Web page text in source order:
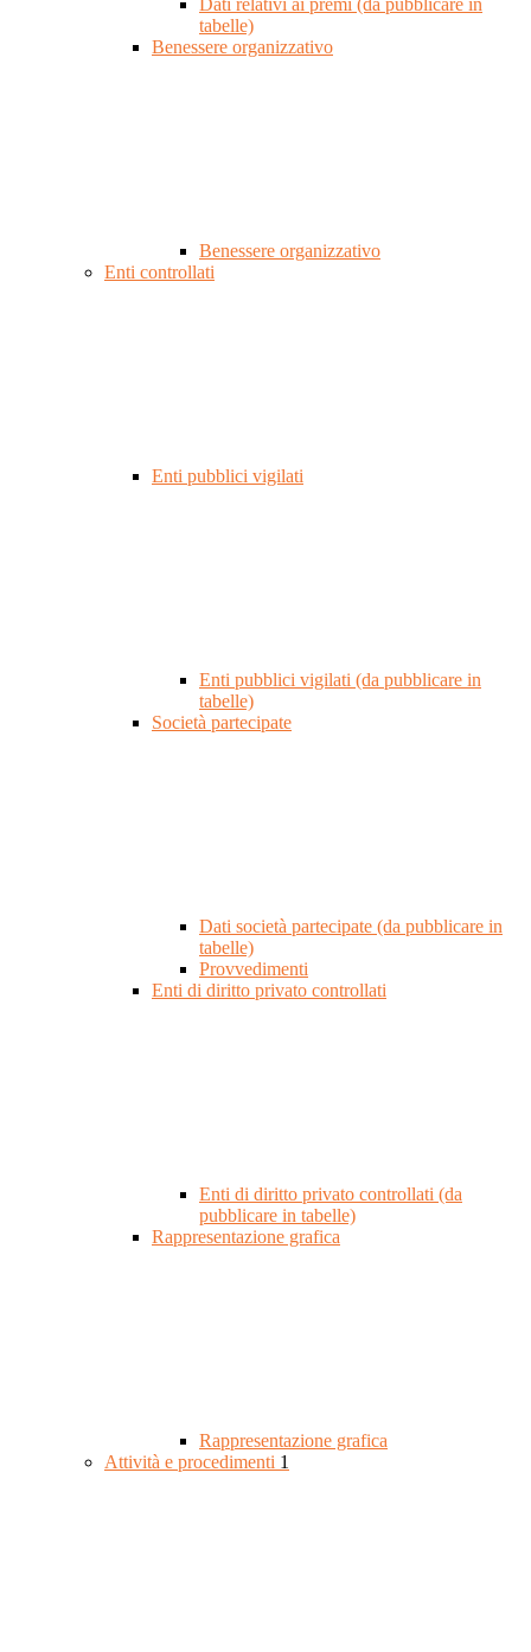
Dati relativi ai premi (da pubblicare in
tabelle)
Benessere organizzativo
Benessere organizzativo
Enti controllati
Enti pubblici vigilati
Enti pubblici vigilati (da pubblicare in
tabelle)
Società partecipate
Dati società partecipate (da pubblicare in
tabelle)
Provvedimenti
Enti di diritto privato controllati
Enti di diritto privato controllati (da
pubblicare in tabelle)
Rappresentazione grafica
Rappresentazione grafica
Attività e procedimenti 1